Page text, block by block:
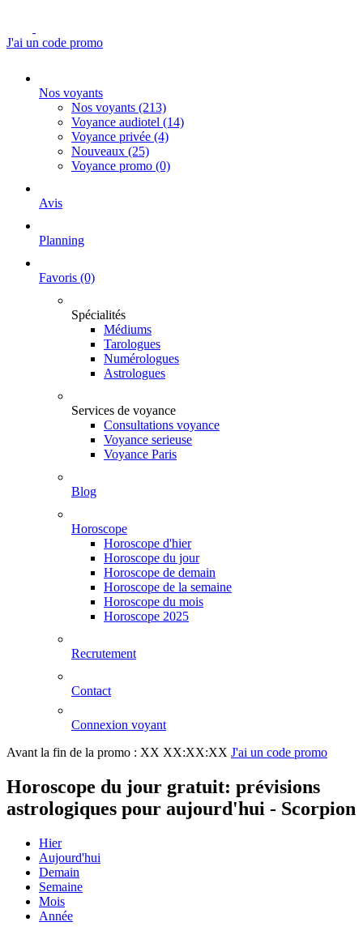
J'ai un code promo
Nos voyants
Nos voyants (213)
Voyance audiotel (14)
Voyance privée (4)
Nouveaux (25)
Voyance promo (0)
Avis
Planning
Favoris (0)
Spécialités
Médiums
Tarologues
Numérologues
Astrologues
Services de voyance
Consultations voyance
Voyance serieuse
Voyance Paris
Blog
Horoscope
Horoscope d'hier
Horoscope du jour
Horoscope de demain
Horoscope de la semaine
Horoscope du mois
Horoscope 2025
Recrutement
Contact
Connexion voyant
Avant la fin de la promo : XX XX:XX:XX J'ai un code promo
Horoscope du jour gratuit: prévisions
astrologiques pour aujourd'hui - Scorpion
Hier
Aujourd'hui
Demain
Semaine
Mois
Année